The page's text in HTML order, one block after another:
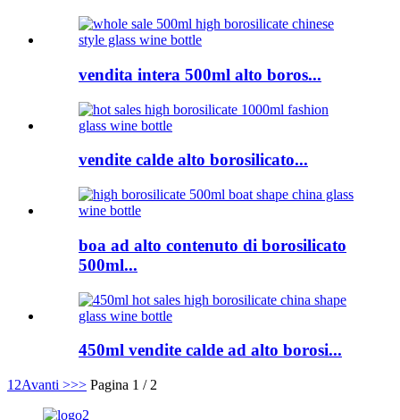
vendita intera 500ml alto boros...
vendite calde alto borosilicato...
boa ad alto contenuto di borosilicato
500ml...
450ml vendite calde ad alto borosi...
1 2Avanti >>> Pagina 1 / 2